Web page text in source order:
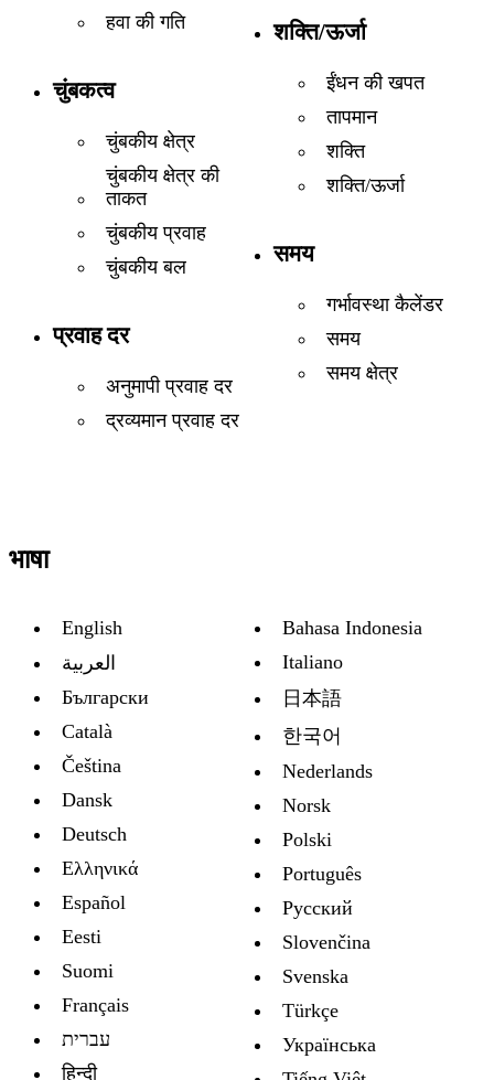
हवा की गति
चुंबकत्व
चुंबकीय क्षेत्र
चुंबकीय क्षेत्र की
ताकत
चुंबकीय प्रवाह
चुंबकीय बल
प्रवाह दर
अनुमापी प्रवाह दर
द्रव्यमान प्रवाह दर
शक्ति/ऊर्जा
ईंधन की खपत
तापमान
शक्ति
शक्ति/ऊर्जा
समय
गर्भावस्था कैलेंडर
समय
समय क्षेत्र
भाषा
English
العربية
Български
Català
Čeština
Dansk
Deutsch
Ελληνικά
Español
Eesti
Suomi
Français
עברית
हिन्दी
Bahasa Indonesia
Italiano
日本語
한국어
Nederlands
Norsk
Polski
Português
Русский
Slovenčina
Svenska
Türkçe
Украïнська